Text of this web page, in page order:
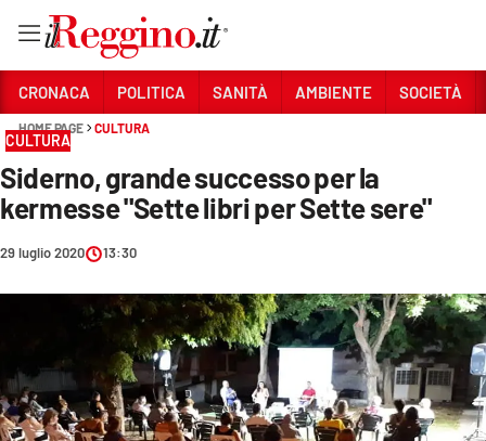
Sezioni
CRONACA
AMBIENTE
SOCIETÀ
CULTURA
CRONACA POLITICA SANITÀ AMBIENTE SOCIETÀ
HOME PAGE CULTURA
CULTURA
Siderno, grande successo per la
kermesse "Sette libri per Sette sere"
29 luglio 2020 13:30